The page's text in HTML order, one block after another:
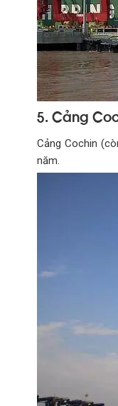
5. Cảng
Cảng Cochin
năm.